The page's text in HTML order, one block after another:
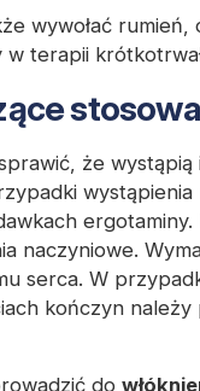
wywołać
terapii
że wystąpią
naczyniowe.
serca. W
kończyn
do